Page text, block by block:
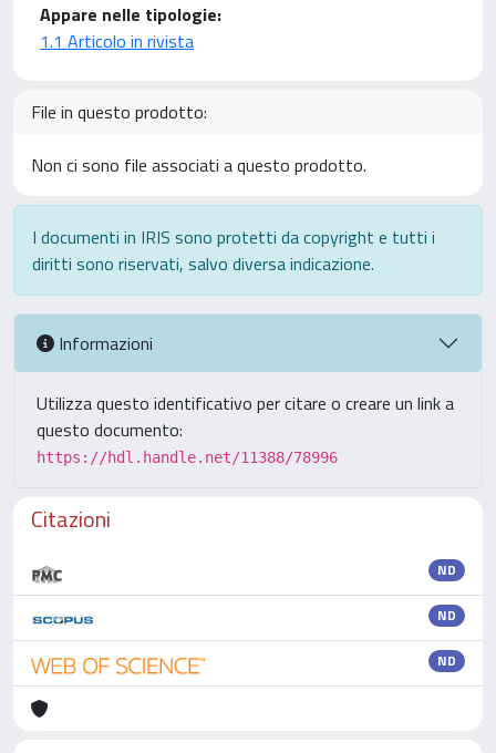
Appare nelle tipologie:
1.1 Articolo in rivista
File in questo prodotto:
Non ci sono file associati a questo prodotto.
I documenti in IRIS sono protetti da copyright e tutti i
diritti sono riservati, salvo diversa indicazione.
Informazioni
Utilizza questo identificativo per citare o creare un link a
questo documento:
https://hdl.handle.net/11388/78996
Citazioni
ND
ND
ND